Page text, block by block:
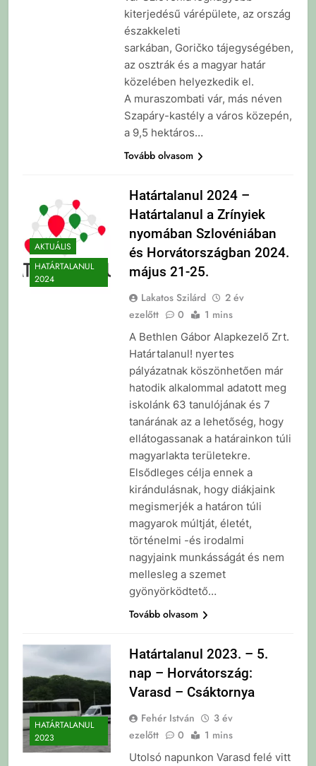
kiterjedésű várépülete, az ország
északkeleti
sarkában, Goričko tájegységében,
az osztrák és a magyar határ
közelében helyezkedik el.
A muraszombati vár, más néven
Szapáry-kastély a város közepén,
a 9,5 hektáros…
Tovább olvasom
AKTUÁLIS
HATÁRTALANUL
2024
Határtalanul 2024 –
Határtalanul a Zrínyiek
nyomában Szlovéniában
és Horvátországban 2024.
május 21-25.
Lakatos Szilárd
2 év
ezelőtt
0 1 mins
A Bethlen Gábor Alapkezelő Zrt.
Határtalanul! nyertes
pályázatnak köszönhetően már
hatodik alkalommal adatott meg
iskolánk 63 tanulójának és 7
tanárának az a lehetőség, hogy
ellátogassanak a határainkon túli
magyarlakta területekre.
Elsődleges célja ennek a
kirándulásnak, hogy diákjaink
megismerjék a határon túli
magyarok múltját, életét,
történelmi -és irodalmi
nagyjaink munkásságát és nem
mellesleg a szemet
gyönyörködtető…
Tovább olvasom
HATÁRTALANUL
2023
Határtalanul 2023. – 5.
nap – Horvátország:
Varasd – Csáktornya
Fehér István
3 év
ezelőtt
0 1 mins
Utolsó napunkon Varasd felé vitt